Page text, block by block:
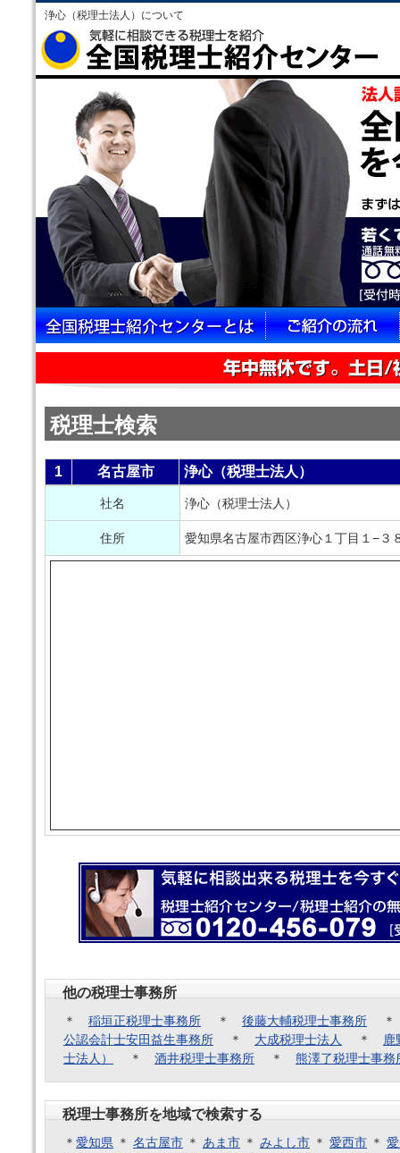
浄心（税理士法人）について
税理士検索
1 名古屋市 浄心（税理士法人）
社名 浄心（税理士法人）
住所 愛知県名古屋市西区浄心１丁目１−３
他の税理士事務所
＊ 稲垣正税理士事務所 ＊ 後藤大輔税理士事務所
公認会計士安田益生事務所 ＊ 大成税理士法人 ＊
鹿
士法人）
＊ 酒井税理士事務所 ＊ 熊澤了税理士事務
税理士事務所を地域で検索する
＊ 愛知県 ＊ 名古屋市 ＊ あま市 ＊ みよし市 ＊ 愛西市 ＊